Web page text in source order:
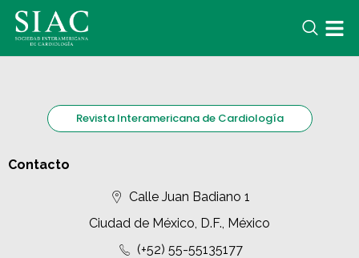
Revista Interamericana de Cardiología
Contacto
Calle Juan Badiano 1
Ciudad de México, D.F., México
(+52) 55-55135177